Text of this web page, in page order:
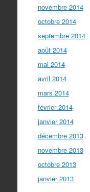
novembre 2014
octobre 2014
septembre 2014
août 2014
mai 2014
avril 2014
mars 2014
février 2014
janvier 2014
décembre 2013
novembre 2013
octobre 2013
janvier 2013